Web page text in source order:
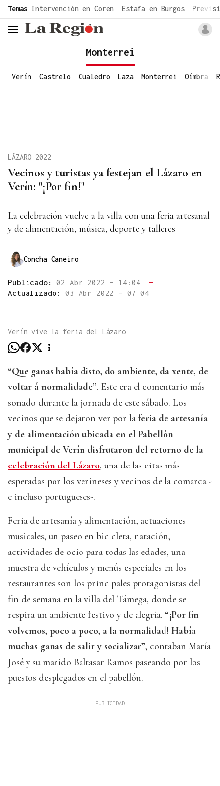
common.go-to-content
Temas Intervención en Coren Estafa en Burgos
header.menu.open
Monterrei
Verín Castrelo Cualedro Laza Monterrei Oímbra
Vecinos y turistas ya festejan el Lázaro en
Verín: "¡Por fin!"
LÁZARO 2022
La celebración vuelve a la villa con una feria artesanal
y de alimentación, música, deporte y talleres
Concha Caneiro
Publicado: 02 Abr 2022 - 14:04
—
Actualizado: 03 Abr 2022 - 07:04
Verín vive la feria del Lázaro
“Que ganas había disto, do ambiente, da xente, de
voltar á normalidade”. Este era el comentario más
sonado durante la jornada de este sábado. Los
vecinos que se dejaron ver por la feria de artesanía
y de alimentación ubicada en el Pabellón
municipal de Verín disfrutaron del retorno de la
celebración del Lázaro, una de las citas más
esperadas por los verineses y vecinos de la comarca -
e incluso portugueses-.
Feria de artesanía y alimentación, actuaciones
musicales, un paseo en bicicleta, natación,
actividades de ocio para todas las edades, una
muestra de vehículos y menús especiales en los
restaurantes son los principales protagonistas del
fin de semana en la villa del Támega, donde se
respira un ambiente festivo y de alegría. “¡Por fin
volvemos, poco a poco, a la normalidad! Había
muchas ganas de salir y socializar”, contaban María
José y su marido Baltasar Ramos paseando por los
puestos desplegados en el pabellón.